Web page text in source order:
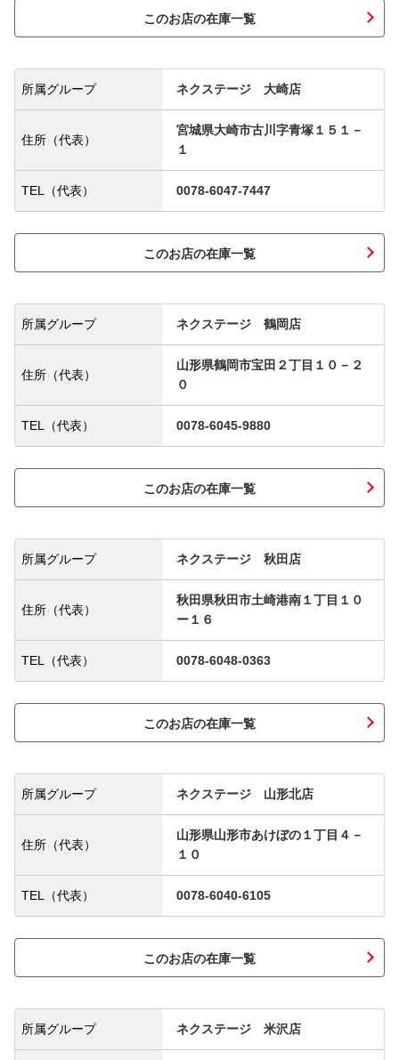
このお店の在庫一覧
所属グループ ネクステージ 大崎店
住所（代表）
宮城県大崎市古川字青塚１５１－
１
TEL（代表） 0078-6047-7447
このお店の在庫一覧
所属グループ ネクステージ 鶴岡店
住所（代表）
山形県鶴岡市宝田２丁目１０－２
０
TEL（代表） 0078-6045-9880
このお店の在庫一覧
所属グループ ネクステージ 秋田店
住所（代表）
秋田県秋田市土崎港南１丁目１０
ー１６
TEL（代表） 0078-6048-0363
このお店の在庫一覧
所属グループ ネクステージ 山形北店
住所（代表）
山形県山形市あけぼの１丁目４－
１０
TEL（代表） 0078-6040-6105
このお店の在庫一覧
所属グループ ネクステージ 米沢店